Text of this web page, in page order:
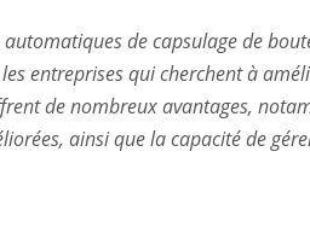
automatiques de capsulage de
entreprises qui cherchent à
de nombreux avantages,
ainsi que la capacité de